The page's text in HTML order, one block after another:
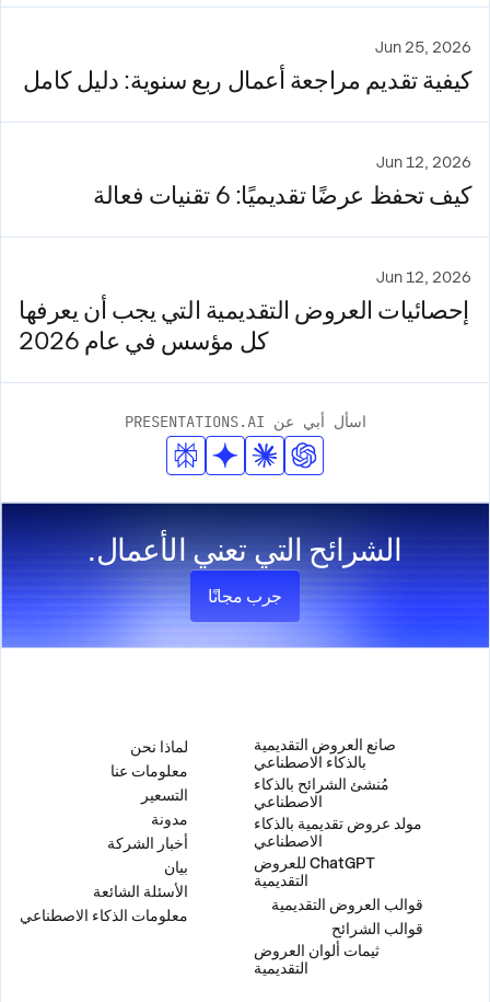
Jun 25, 2026
كيفية تقديم مراجعة أعمال ربع سنوية: دليل كامل
Jun 12, 2026
كيف تحفظ عرضًا تقديميًا: 6 تقنيات فعالة
Jun 12, 2026
إحصائيات العروض التقديمية التي يجب أن يعرفها
كل مؤسس في عام 2026
اسأل أبي عن PRESENTATIONS.AI
الشرائح التي تعني الأعمال.
جرب مجانًا
صانع العروض التقديمية
بالذكاء الاصطناعي
مُنشئ الشرائح بالذكاء
الاصطناعي
مولد عروض تقديمية بالذكاء
الاصطناعي
ChatGPT للعروض
التقديمية
قوالب العروض التقديمية
قوالب الشرائح
ثيمات ألوان العروض
التقديمية
لماذا نحن
معلومات عنا
التسعير
مدونة
أخبار الشركة
بيان
الأسئلة الشائعة
معلومات الذكاء الاصطناعي